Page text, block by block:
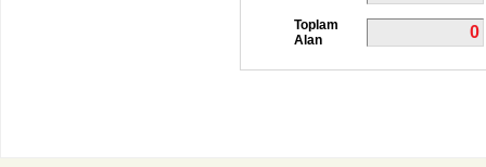
Toplam
Alan
0